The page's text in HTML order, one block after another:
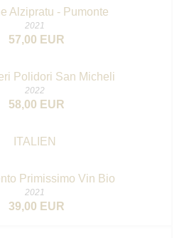
Alzipratu - Pumonte
2021
57,00 EUR
Polidori San Micheli
2022
58,00 EUR
ITALIEN
Primissimo Vin Bio
2021
39,00 EUR